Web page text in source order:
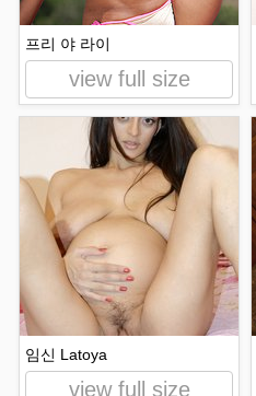
프리 야 라이
view full size
임신 Latoya
view full size